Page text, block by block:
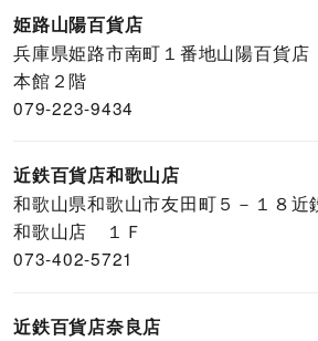
姫路山陽百貨店
兵庫県姫路市南町１番地山陽百貨店
本館２階
079-223-9434
近鉄百貨店和歌山店
和歌山県和歌山市友田町５－１８近
和歌山店 １Ｆ
073-402-5721
近鉄百貨店奈良店